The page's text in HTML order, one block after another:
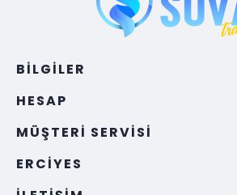
BILGILER
HESAP
MÜŞTERI SERVISI
ERCIYES